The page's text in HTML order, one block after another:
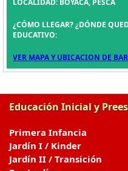
LOCALIDAD: BOYACÁ, PESCA
¿CÓMO LLEGAR? ¿DÓNDE
EDUCATIVO:
VER MAPA Y UBICACION DE
Educación Inicial y
Primera Infancia
Jardín I / Kinder
Jardín II / Transición